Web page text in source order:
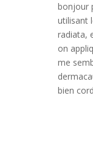
bonjour
utilisant
radiata,
on
me
bien